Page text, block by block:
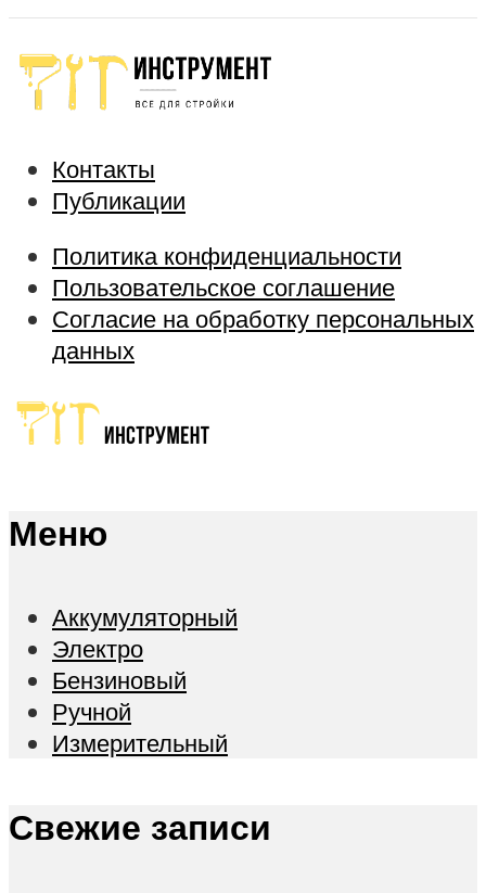
Контакты
Публикации
Политика конфиденциальности
Пользовательское соглашение
Согласие на обработку персональных
данных
Меню
Аккумуляторный
Электро
Бензиновый
Ручной
Измерительный
Свежие записи